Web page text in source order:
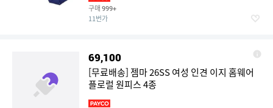
구매 999+
11번가
69,100
[무료배송] 젬마 26SS 여성 인견 이지 홈웨어
플로럴 원피스 4종